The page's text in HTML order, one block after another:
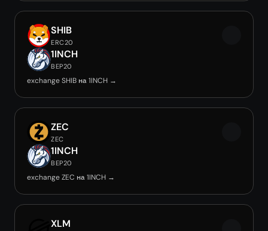
SHIB
ERC20
1INCH
BEP20
exchange SHIB на 1INCH →
ZEC
ZEC
1INCH
BEP20
exchange ZEC на 1INCH →
XLM